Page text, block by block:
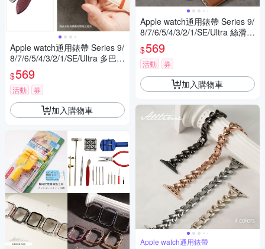
Apple watch通用錶帶 Series 9/
8/7/6/5/4/3/2/1/SE/Ultra 多巴胺
撞色風格皮革錶帶
$569
活動 券
加入購物車
Apple watch通用錶帶 Series 9/
8/7/6/5/4/3/2/1/SE/Ultra 絲滑素
面皮革錶帶
$569
活動 券
加入購物車
Apple watch通用錶帶